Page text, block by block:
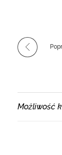
Możliwość